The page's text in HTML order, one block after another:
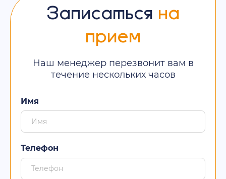
Записаться на
прием
Наш менеджер перезвонит вам в
течение нескольких часов
Имя
Телефон